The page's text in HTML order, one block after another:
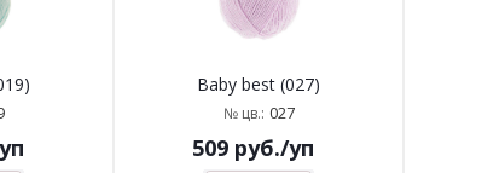
Baby best (027)
№ цв.: 027
509руб./уп